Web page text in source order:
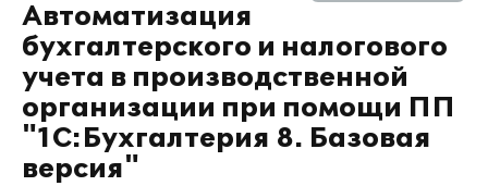
Автоматизация
бухгалтерского и налогового
учета в производственной
организации при помощи ПП
"1С:Бухгалтерия 8. Базовая
версия"